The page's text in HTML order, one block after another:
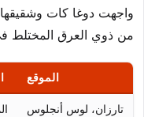
واجهت دوغا كات وشقيقها
من ذوي العرق المختلط
الموقع
تارزان، لوس أنجلوس